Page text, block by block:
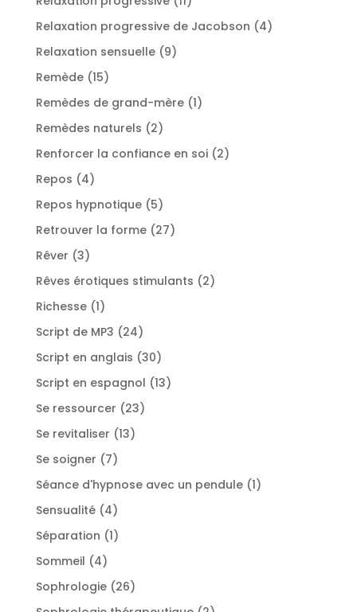
produits
Relaxation progressive de Jacobson 44
Relaxation sensuelle 99
Remède 1515
produits
Remèdes de grand-mère 11
Remèdes naturels 22
Renforcer la confiance en soi 22
Repos 44
produits
Repos hypnotique 55
produits
Retrouver la forme 2727
Rêver 33
produits
Rêves érotiques stimulants 22
Richesse 11
produit
Script de MP3 2424
produits
Script en anglais 3030
produits
Script en espagnol 1313
Se ressourcer 2323
Se revitaliser 1313
Se soigner 77
Séance d'hypnose avec un pendule 11
Sensualité 44
produits
Séparation 11
Sommeil 44
produits
Sophrologie 2626
produits